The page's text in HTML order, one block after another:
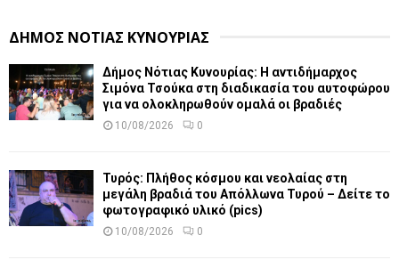
ΔΗΜΟΣ ΝΟΤΙΑΣ ΚΥΝΟΥΡΙΑΣ
Δήμος Νότιας Κυνουρίας: Η αντιδήμαρχος
Σιμόνα Τσούκα στη διαδικασία του αυτοφώρου
για να ολοκληρωθούν ομαλά οι βραδιές
10/08/2026 0
Τυρός: Πλήθος κόσμου και νεολαίας στη
μεγάλη βραδιά του Απόλλωνα Τυρού – Δείτε το
φωτογραφικό υλικό (pics)
10/08/2026 0